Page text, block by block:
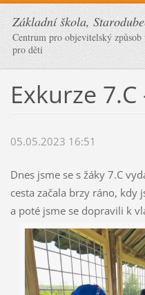
Základní škola,
Centrum pro objevitelský
pro děti
Exkurze
05.05.2023 16:51
Dnes jsme se s žáky 7.C
cesta začala brzy ráno, kdy
a poté jsme se dopravili k